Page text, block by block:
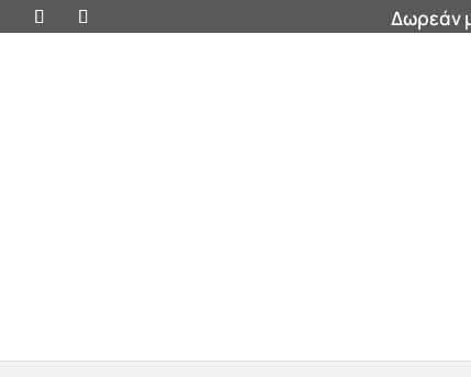
Δωρεάν